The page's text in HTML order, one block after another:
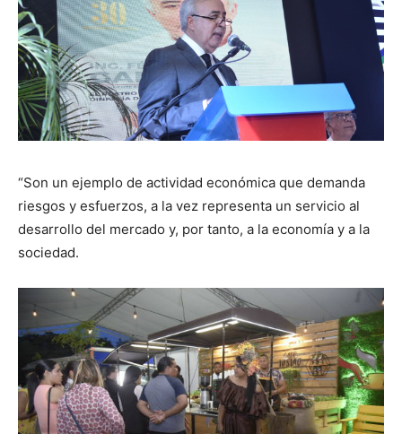
“Son un ejemplo de actividad económica que demanda
riesgos y esfuerzos, a la vez representa un servicio al
desarrollo del mercado y, por tanto, a la economía y a la
sociedad.